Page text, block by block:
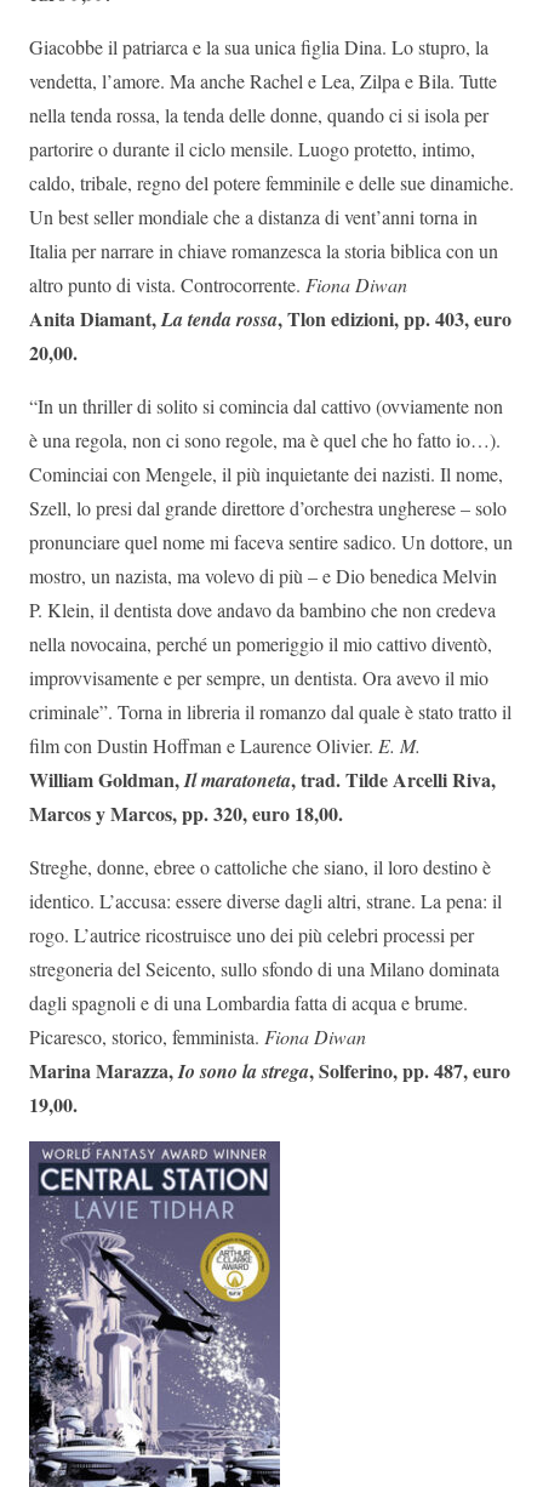
Giacobbe il patriarca e la sua unica figlia Dina. Lo stupro, la
vendetta, l’amore. Ma anche Rachel e Lea, Zilpa e Bila. Tutte
nella tenda rossa, la tenda delle donne, quando ci si isola per
partorire o durante il ciclo mensile. Luogo protetto, intimo,
caldo, tribale, regno del potere femminile e delle sue dinamiche.
Un best seller mondiale che a distanza di vent’anni torna in
Italia per narrare in chiave romanzesca la storia biblica con un
altro punto di vista. Controcorrente. Fiona Diwan
Anita Diamant,La tenda rossa, Tlon edizioni, pp. 403, euro
20,00.
“In un thriller di solito si comincia dal cattivo (ovviamente non
è una regola, non ci sono regole, ma è quel che ho fatto io…).
Cominciai con Mengele, il più inquietante dei nazisti. Il nome,
Szell, lo presi dal grande direttore d’orchestra ungherese – solo
pronunciare quel nome mi faceva sentire sadico. Un dottore, un
mostro, un nazista, ma volevo di più – e Dio benedica Melvin
P. Klein, il dentista dove andavo da bambino che non credeva
nella novocaina, perché un pomeriggio il mio cattivo diventò,
improvvisamente e per sempre, un dentista. Ora avevo il mio
criminale”. Torna in libreria il romanzo dal quale è stato tratto il
film con Dustin Hoffman e Laurence Olivier. E. M.
William Goldman,Il maratoneta, trad. Tilde Arcelli Riva,
Marcos y Marcos, pp. 320, euro 18,00.
Streghe, donne, ebree o cattoliche che siano, il loro destino è
identico. L’accusa: essere diverse dagli altri, strane. La pena: il
rogo. L’autrice ricostruisce uno dei più celebri processi per
stregoneria del Seicento, sullo sfondo di una Milano dominata
dagli spagnoli e di una Lombardia fatta di acqua e brume.
Picaresco, storico, femminista. Fiona Diwan
Marina Marazza,Io sono la strega, Solferino, pp. 487, euro
19,00.